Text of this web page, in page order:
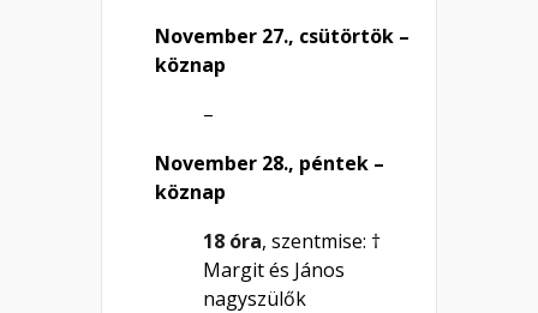
November 27., csütörtök –
köznap
–
November 28., péntek –
köznap
18 óra, szentmise: †
Margit és János
nagyszülők